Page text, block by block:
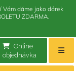
Online
objednávka
Vám dáme jako dárek
ZDARMA.